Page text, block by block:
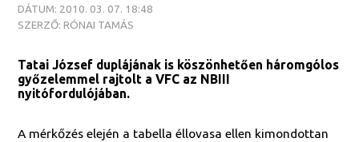
DÁTUM: 2010. 03. 07. 18:48
SZERZŐ: RÓNAI TAMÁS
Tatai József duplájának is köszönhetően háromgólos
győzelemmel rajtolt a VFC az NBIII
nyitófordulójában.
A mérkőzés elején a tabella éllovasa ellen kimondottan